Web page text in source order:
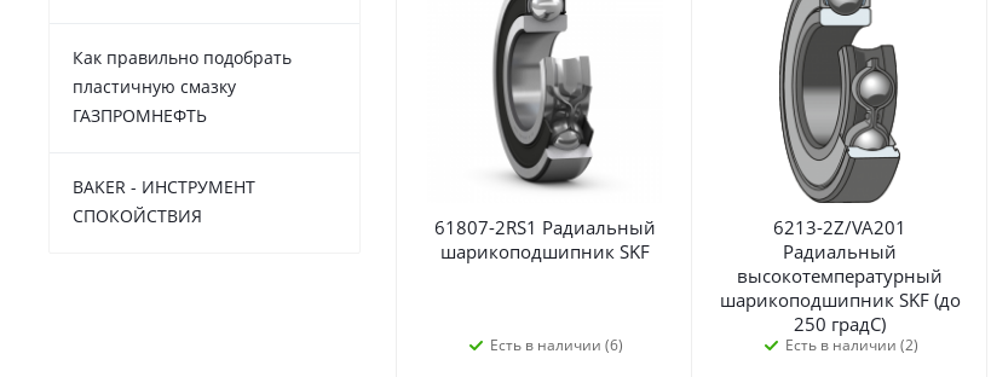
61807-2RS1 Радиальный
шарикоподшипник SKF
Есть в наличии (6)
6213-2Z/VA201
Радиальный
высокотемпературный
шарикоподшипник SKF (до
250 градС)
Есть в наличии (2)
Как правильно подобрать
пластичную смазку
ГАЗПРОМНЕФТЬ
BAKER - ИНСТРУМЕНТ
СПОКОЙСТВИЯ